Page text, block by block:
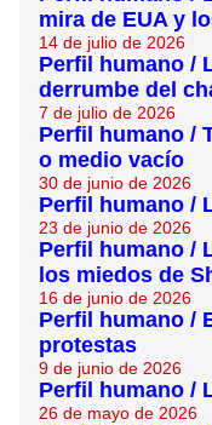
mira de EUA y
14 de julio de 2026
Perfil humano /
derrumbe del
7 de julio de 2026
Perfil humano /
o medio vacío
30 de junio de 2026
Perfil humano /
23 de junio de 2026
Perfil humano /
los miedos de
16 de junio de 2026
Perfil humano /
protestas
9 de junio de 2026
Perfil humano /
26 de mayo de 2026